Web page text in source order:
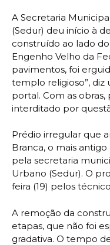
A Secretaria
(Sedur) deu início à
construído ao lado
Engenho Velho da
pavimentos, foi
templo religioso”, diz
portal. Com as
interditado por
Prédio irregular que
Branca, o mais
pela secretaria
Urbano (Sedur). O
feira (19) pelos
A remoção da
etapas, que não foi
gradativa. O tempo